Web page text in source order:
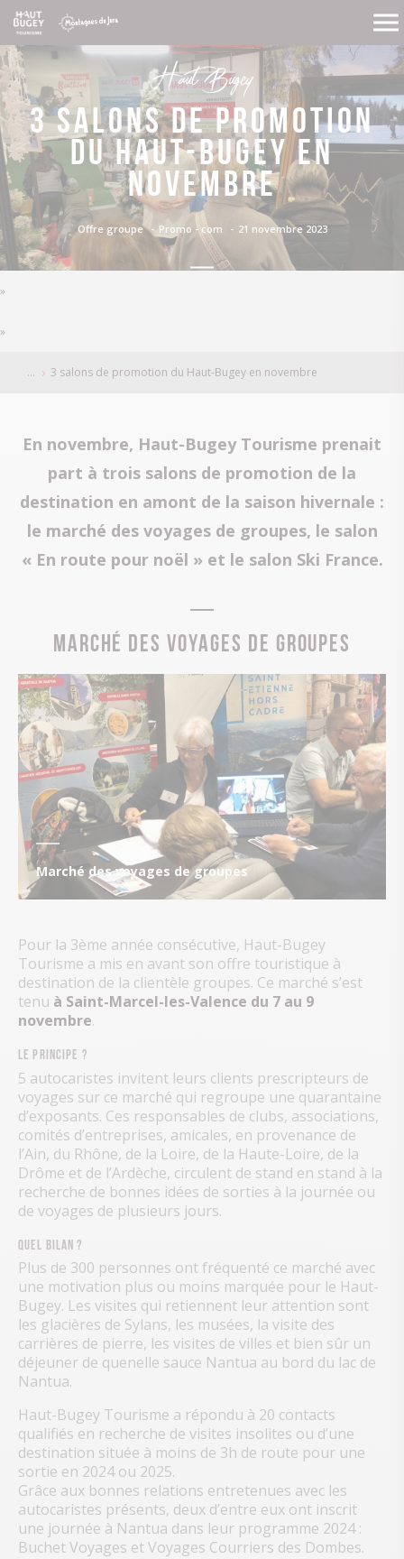
Haut Bugey
3 salons de promotion
du Haut-Bugey en
novembre
Offre groupe Promo - com 21 novembre 2023
»
»
3 salons de promotion du Haut-Bugey en novembre
En novembre, Haut-Bugey Tourisme prenait
part à trois salons de promotion de la
destination en amont de la saison hivernale :
le marché des voyages de groupes, le salon
« En route pour noël » et le salon Ski France.
MARCHÉ DES VOYAGES DE GROUPES
Marché des voyages de groupes
Pour la 3ème année consécutive, Haut-Bugey
Tourisme a mis en avant son offre touristique à
destination de la clientèle groupes. Ce marché s’est
tenu à Saint-Marcel-les-Valence du 7 au 9
novembre.
Le principe ?
5 autocaristes invitent leurs clients prescripteurs de
voyages sur ce marché qui regroupe une quarantaine
d’exposants. Ces responsables de clubs, associations,
comités d’entreprises, amicales, en provenance de
l’Ain, du Rhône, de la Loire, de la Haute-Loire, de la
Drôme et de l’Ardèche, circulent de stand en stand à la
recherche de bonnes idées de sorties à la journée ou
de voyages de plusieurs jours.
Quel bilan ?
Plus de 300 personnes ont fréquenté ce marché avec
une motivation plus ou moins marquée pour le Haut-
Bugey. Les visites qui retiennent leur attention sont
les glacières de Sylans, les musées, la visite des
carrières de pierre, les visites de villes et bien sûr un
déjeuner de quenelle sauce Nantua au bord du lac de
Nantua.
Haut-Bugey Tourisme a répondu à 20 contacts
qualifiés en recherche de visites insolites ou d’une
destination située à moins de 3h de route pour une
sortie en 2024 ou 2025.
Grâce aux bonnes relations entretenues avec les
autocaristes présents, deux d’entre eux ont inscrit
une journée à Nantua dans leur programme 2024 :
Buchet Voyages et Voyages Courriers des Dombes.